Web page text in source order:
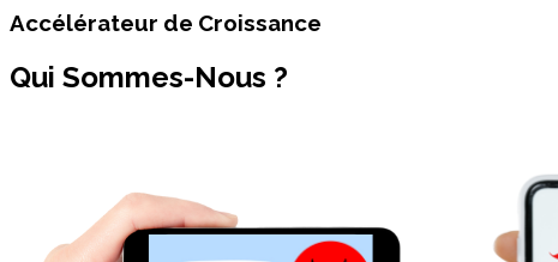
Accélérateur de Croissance
Qui Sommes-Nous ?